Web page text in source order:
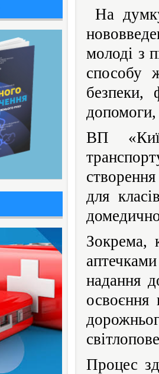
На
молоді з
способу
безпеки,
допомоги,
ВП
для
Зокрема,
надання
освоєння
Процес